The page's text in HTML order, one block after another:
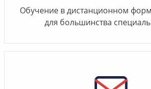
Обучение в дистанционном
для большинства